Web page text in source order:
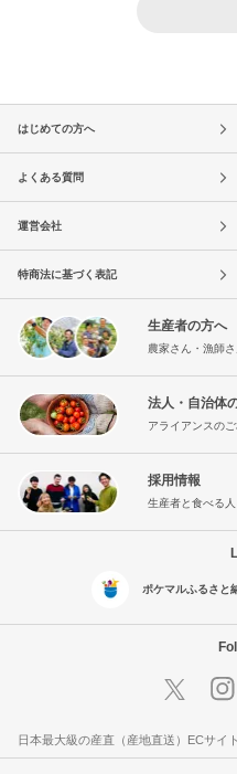
はじめての方へ
よくある質問
運営会社
特商法に基づく表記
生産者の方へ
農家さん・漁師
法人・自治体
アライアンスの
採用情報
生産者と食べる
ポケマルふるさと
日本最大級の産直（産地直送）ECサイ